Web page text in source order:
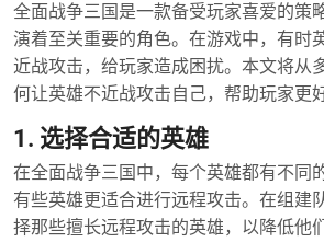
全面战争三国是一款备受玩家喜爱的策
演着至关重要的角色。在游戏中，有时
近战攻击，给玩家造成困扰。本文将从
何让英雄不近战攻击自己，帮助玩家更
1. 选择合适的英雄
在全面战争三国中，每个英雄都有不同
有些英雄更适合进行远程攻击。在组建
择那些擅长远程攻击的英雄，以降低他